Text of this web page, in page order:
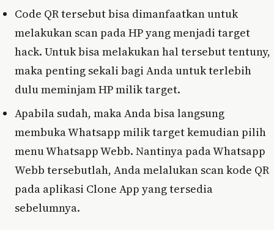
Code QR tersebut bisa dimanfaatkan untuk
melakukan scan pada HP yang menjadi target
hack. Untuk bisa melakukan hal tersebut tentuny,
maka penting sekali bagi Anda untuk terlebih
dulu meminjam HP milik target.
Apabila sudah, maka Anda bisa langsung
membuka Whatsapp milik target kemudian pilih
menu Whatsapp Webb. Nantinya pada Whatsapp
Webb tersebutlah, Anda melalukan scan kode QR
pada aplikasi Clone App yang tersedia
sebelumnya.